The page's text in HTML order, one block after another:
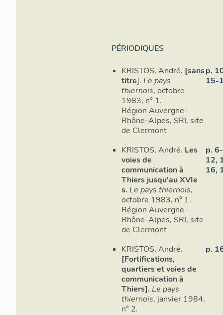
La déclivité
PÉRIODIQUES
KRISTOS, André. [sans
titre]. Le pays
thiernois, octobre
1983, n° 1.
Région Auvergne-
Rhône-Alpes, SRI, site
de Clermont
p.
15-
KRISTOS, André. Les
voies de
communication à
Thiers jusqu'au XVIe
s. Le pays thiernois,
octobre 1983, n° 1.
Région Auvergne-
Rhône-Alpes, SRI, site
de Clermont
p.
12,
16,
KRISTOS, André.
[Fortifications,
quartiers et voies de
communication à
Thiers]. Le pays
thiernois, janvier 1984,
n° 2.
p.